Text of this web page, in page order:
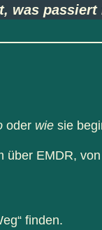
was
oder wie sie
EMDR,
finden.